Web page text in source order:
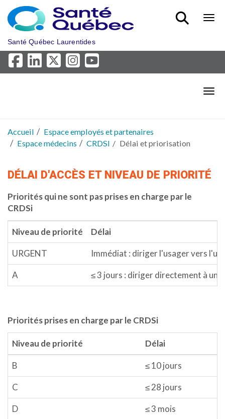
Aller au menu principal
Santé Québec Laurentides
Accueil
Espace employés et partenaires
Espace médecins
CRDSI Délai et priorisation
DÉLAI D'ACCÈS ET NIVEAU DE PRIORITÉ
Priorités qui ne sont pas prises en charge par le
CRDSi
Niveau de priorité Délai
URGENT Immédiat : diriger l'usager vers
A ≤ 3 jours : diriger directement à un
Priorités prises en charge par le CRDSi
Niveau de priorité Délai
B ≤ 10 jours
C ≤ 28 jours
D ≤ 3 mois